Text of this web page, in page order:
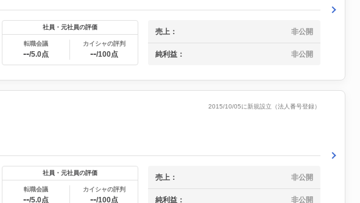
社員・元社員の評価
転職会議
--/5.0点
カイシャの評判
--/100点
売上： 非公開
純利益： 非公開
2015/10/05に新規設立（法人番号登録）
社員・元社員の評価
転職会議
--/5.0点
カイシャの評判
--/100点
売上： 非公開
純利益： 非公開